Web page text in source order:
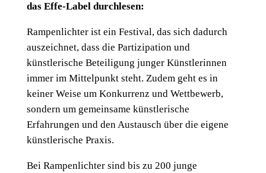
das Effe-Label durchlesen:
Rampenlichter ist ein Festival, das sich dadurch
auszeichnet, dass die Partizipation und
künstlerische Beteiligung junger Künstlerinnen
immer im Mittelpunkt steht. Zudem geht es in
keiner Weise um Konkurrenz und Wettbewerb,
sondern um gemeinsame künstlerische
Erfahrungen und den Austausch über die eigene
künstlerische Praxis.
Bei Rampenlichter sind bis zu 200 junge